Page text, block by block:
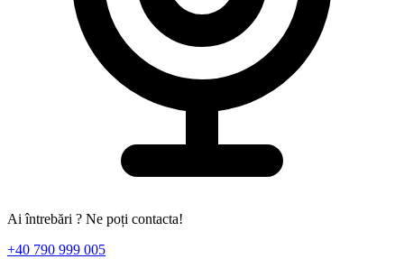
Ai întrebări ? Ne poți contacta!
+40 790 999 005